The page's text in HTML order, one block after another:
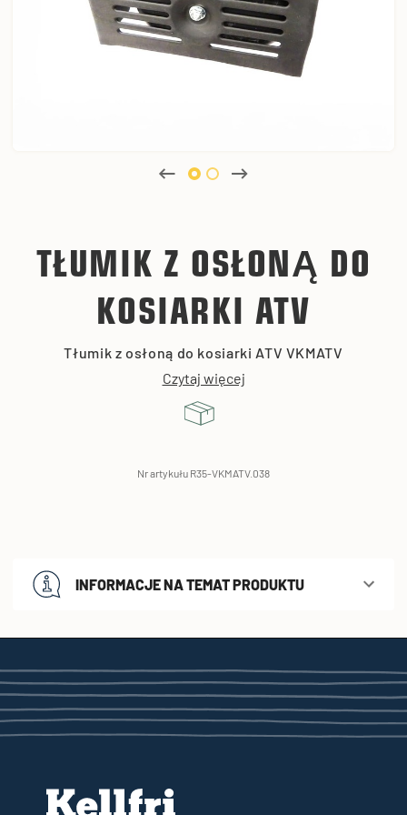
TŁUMIK Z OSŁONĄ DO
KOSIARKI ATV
Tłumik z osłoną do kosiarki ATV VKMATV
Czytaj więcej
Nr artykułu R35-VKMATV.038
INFORMACJE NA TEMAT PRODUKTU